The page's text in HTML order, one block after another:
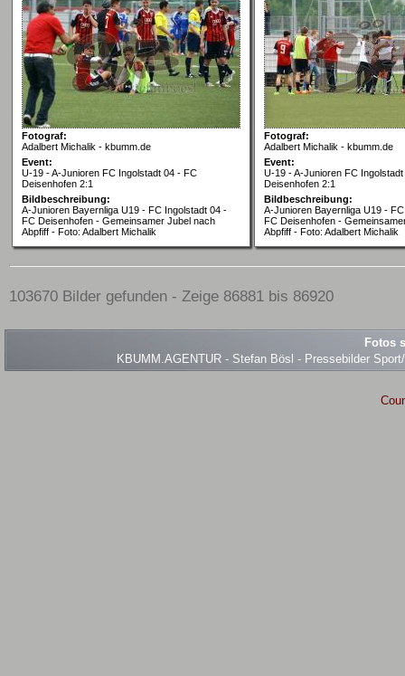
Fotograf:
Adalbert Michalik - kbumm.de
Event:
U-19 - A-Junioren FC Ingolstadt 04 - FC
Deisenhofen 2:1
Bildbeschreibung:
A-Junioren Bayernliga U19 - FC Ingolstadt 04 -
FC Deisenhofen - Gemeinsamer Jubel nach
Abpfiff - Foto: Adalbert Michalik
Fotograf:
Adalbert Michalik - kbumm.de
Event:
U-19 - A-Junioren FC
Deisenhofen 2:1
Bildbeschreibung:
A-Junioren Bayernliga U19 -
FC Deisenhofen -
Abpfiff - Foto: Adalbert Michalik
103670 Bilder gefunden - Zeige 86881 bis 86920
Fotos
KBUMM.AGENTUR - Stefan Bösl - Pressebilder